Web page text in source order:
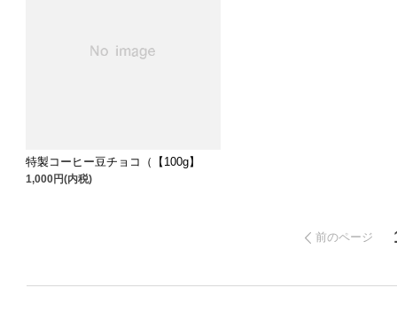
特製コーヒー豆チョコ（【100g】
1,000円(内税)
前のページ